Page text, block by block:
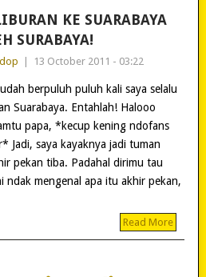
KE SUARABAYA
SURABAYA!
13 October 2011 - 03:22
berpuluh puluh kali saya selalu
Suarabaya. Entahlah! Halooo
papa, *kecup kening ndofans
Jadi, saya kayaknya jadi tuman
pekan tiba. Padahal dirimu tau
ndak mengenal apa itu akhir pekan,
Read More